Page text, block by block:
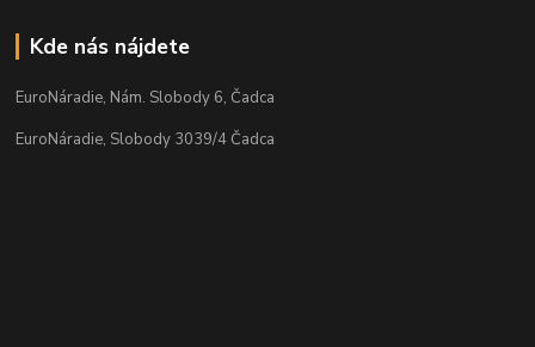
Kde nás nájdete
EuroNáradie, Nám. Slobody 6, Čadca
EuroNáradie, Slobody 3039/4 Čadca